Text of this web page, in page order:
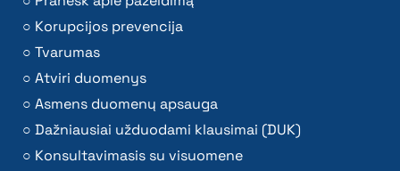
Korupcijos prevencija
Tvarumas
Atviri duomenys
Asmens duomenų apsauga
Dažniausiai užduodami klausimai (DUK)
Konsultavimasis su visuomene